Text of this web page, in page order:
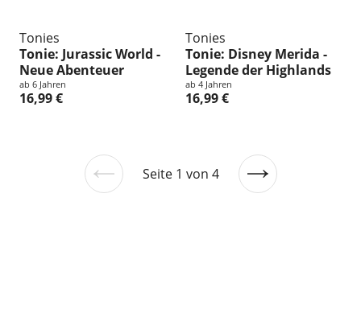
Tonies
Tonie: Jurassic World -
Neue Abenteuer
ab 6 Jahren
16,99 €
Tonies
Tonie: Disney Merida -
Legende der Highlands
ab 4 Jahren
16,99 €
VorherigeSeite 1 von 4
Nächste